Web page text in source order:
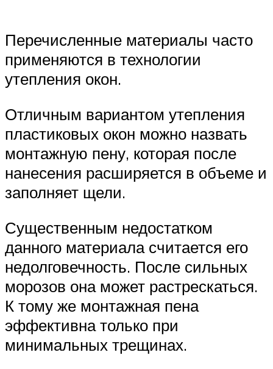
Перечисленные материалы часто
применяются в технологии
утепления окон.
Отличным вариантом утепления
пластиковых окон можно назвать
монтажную пену, которая после
нанесения расширяется в объеме и
заполняет щели.
Существенным недостатком
данного материала считается его
недолговечность. После сильных
морозов она может растрескаться.
К тому же монтажная пена
эффективна только при
минимальных трещинах.